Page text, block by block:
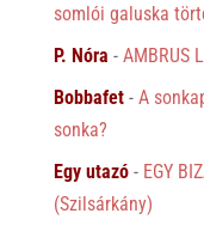
somlói galuska
P. Nóra - AMBRUS
Bobbafet- A
sonka?
Egy utazó- EGY
(Szilsárkány)